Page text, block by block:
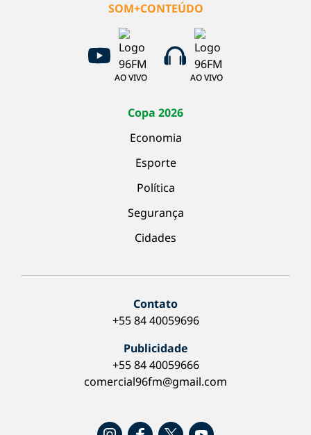
SOM+CONTEÚDO
AO VIVO AO VIVO
Copa 2026
Economia
Esporte
Política
Segurança
Cidades
Contato
+55 84 40059696
Publicidade
+55 84 40059666
comercial96fm@gmail.com